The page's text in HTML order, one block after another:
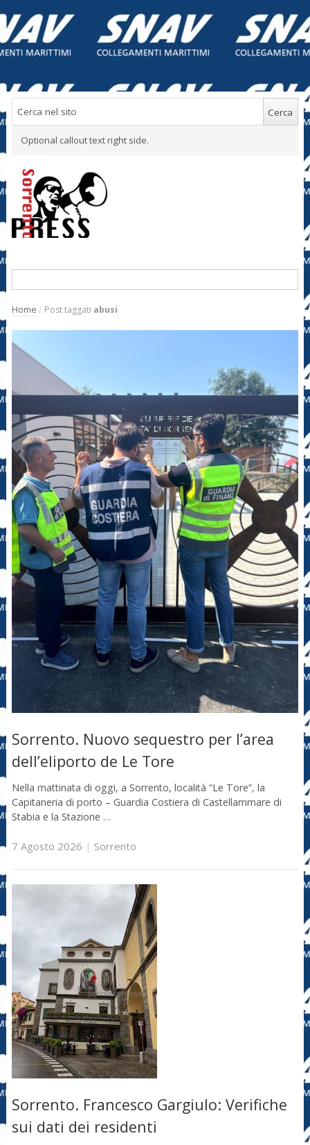
Optional callout text right side.
Home / Post taggati abusi
Sorrento. Nuovo sequestro per l’area
dell’eliporto de Le Tore
Nella mattinata di oggi, a Sorrento, località “Le Tore”, la
Capitaneria di porto – Guardia Costiera di Castellammare di
Stabia e la Stazione …
7 Agosto 2026 | Sorrento
Sorrento. Francesco Gargiulo: Verifiche
sui dati dei residenti